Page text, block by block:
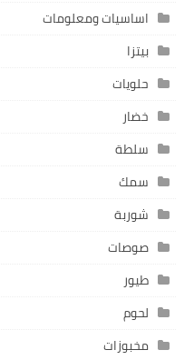
اساسيات ومعلومات
بيتزا
حلويات
خضار
سلطة
سمك
شوربة
صوصات
طيور
لحوم
مخبوزات